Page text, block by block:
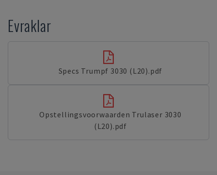
Evraklar
Specs Trumpf 3030 (L20).pdf
Opstellingsvoorwaarden Trulaser 3030
(L20).pdf